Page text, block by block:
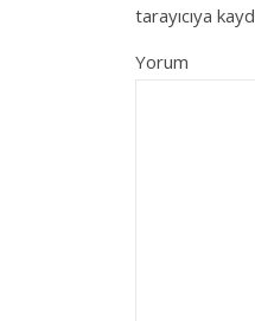
tarayıcıya
Yorum